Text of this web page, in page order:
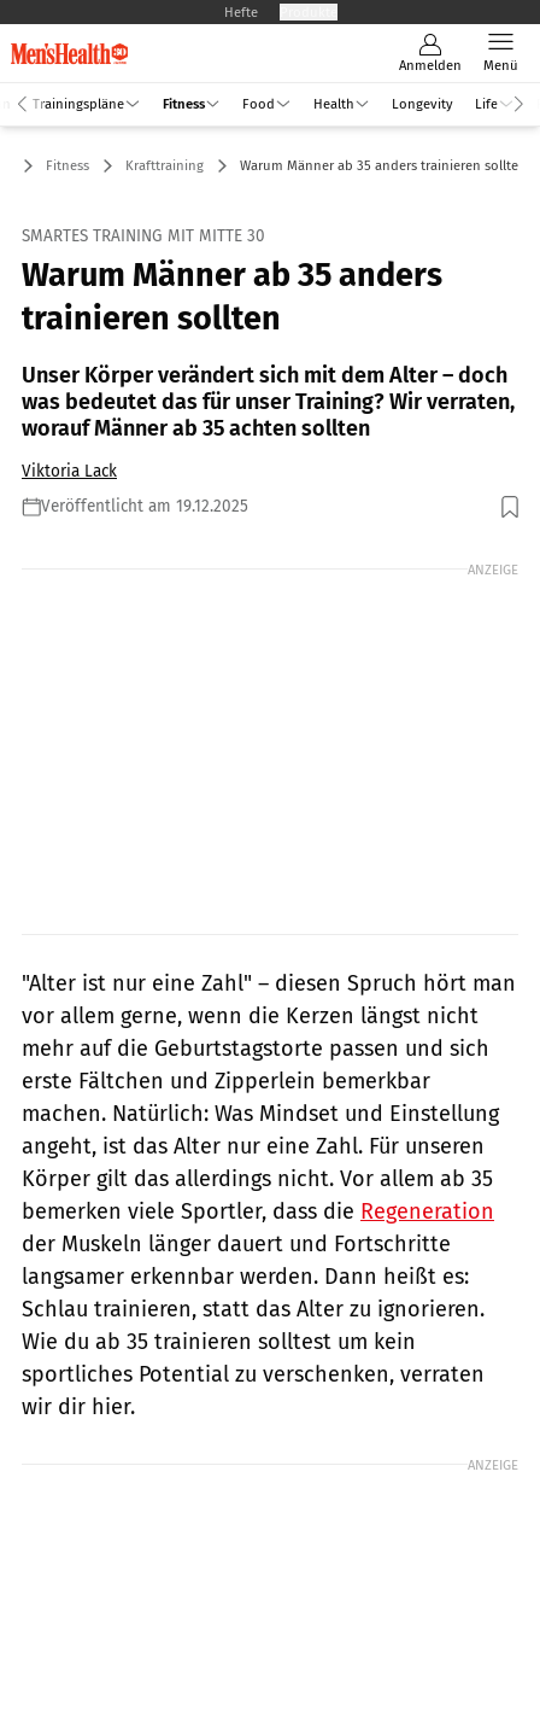
Hefte
Anmelden Menü
Trainingspläne Fitness Food Health Longevity Life
Fitness Krafttraining Warum Männer ab 35 anders trainieren sollten
SMARTES TRAINING MIT MITTE 30
Warum Männer ab 35 anders
trainieren sollten
Unser Körper verändert sich mit dem Alter – doch
was bedeutet das für unser Training? Wir verraten,
worauf Männer ab 35 achten sollten
Viktoria Lack
Veröffentlicht am 19.12.2025
Foto: GettyImages.de/Uma Shankar sharma
ANZEIGE
"Alter ist nur eine Zahl" – diesen Spruch hört man
vor allem gerne, wenn die Kerzen längst nicht
mehr auf die Geburtstagstorte passen und sich
erste Fältchen und Zipperlein bemerkbar
machen. Natürlich: Was Mindset und Einstellung
angeht, ist das Alter nur eine Zahl. Für unseren
Körper gilt das allerdings nicht. Vor allem ab 35
bemerken viele Sportler, dass die Regeneration
der Muskeln länger dauert und Fortschritte
langsamer erkennbar werden. Dann heißt es:
Schlau trainieren, statt das Alter zu ignorieren.
Wie du ab 35 trainieren solltest um kein
sportliches Potential zu verschenken, verraten
wir dir hier.
ANZEIGE